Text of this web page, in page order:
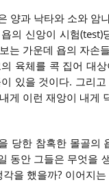
양과 낙타와 소와
의 신앙이 시험
는 가운데 욥의 자손
육체를 콕 집어 대
있을 것이다. 그리
게 이런 재앙이 내게
당한 참혹한 몰골
동안 그들은 무엇을
을 했을까? 이어지